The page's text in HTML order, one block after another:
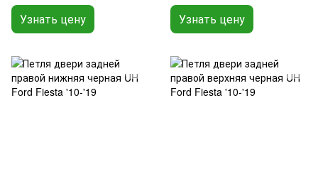
Узнать цену Узнать цену